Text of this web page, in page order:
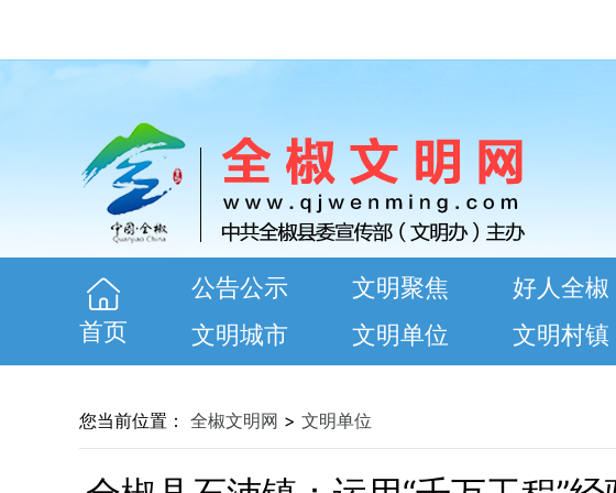
首页
公告公示
文明城市
文明聚焦
文明单位
好人全椒
文明村镇
您当前位置： 全椒文明网 > 文明单位